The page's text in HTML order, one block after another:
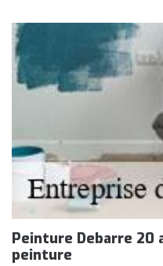
Peinture Debarre 20
peinture